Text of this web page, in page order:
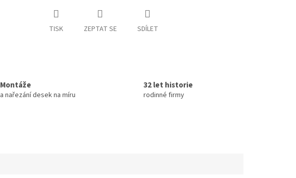
TISK ZEPTAT SE SDÍLET
Montáže
a nařezání desek na míru
32 let historie
rodinné firmy